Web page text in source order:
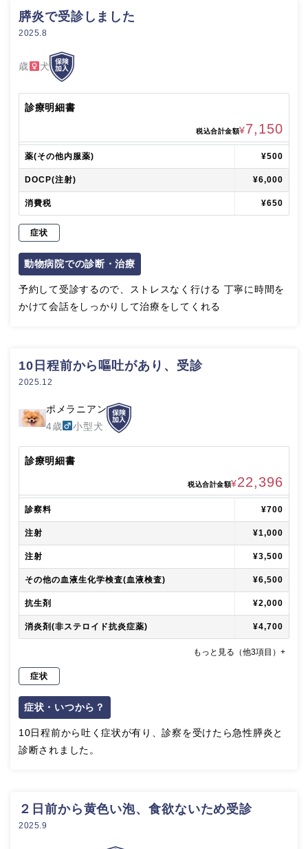
膵炎で受診しました
2025.8
歳 犬
診療明細書
税込合計金額¥7,150
薬(その他内服薬) ¥500
DOCP(注射) ¥6,000
消費税 ¥650
症状
動物病院での診断・治療
予約して受診するので、ストレスなく行ける 丁寧に時間を
かけて会話をしっかりして治療をしてくれる
10日程前から嘔吐があり、受診
2025.12
ポメラニアン
4歳
小型犬
診療明細書
税込合計金額¥22,396
診察料 ¥700
注射 ¥1,000
注射 ¥3,500
その他の血液生化学検査(血液検査) ¥6,500
抗生剤 ¥2,000
消炎剤(非ステロイド抗炎症薬) ¥4,700
もっと見る（他3項目）+
症状
症状・いつから？
10日程前から吐く症状が有り、診察を受けたら急性膵炎と
診断されました。
２日前から黄色い泡、食欲ないため受診
2025.9